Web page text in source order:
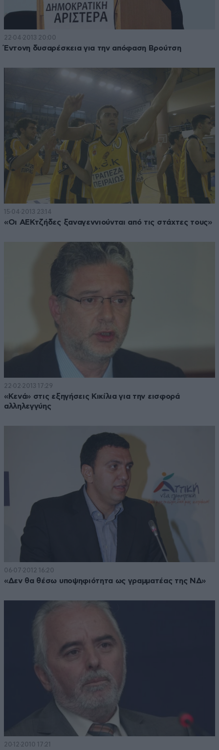
22·04·2013 20:00
Έντονη δυσαρέσκεια για την απόφαση Βρούτση
15·04·2013 23:14
«Οι ΑΕΚτζήδες ξαναγεννιούνται από τις στάχτες τους»
22·02·2013 17:29
«Κενά» στις εξηγήσεις Κικίλια για την εισφορά
αλληλεγγύης
06·07·2012 16:20
«Δεν θα θέσω υποψηφιότητα ως γραμματέας της ΝΔ»
20·12·2010 17:21